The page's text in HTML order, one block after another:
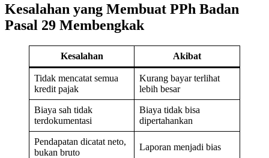
Kesalahan yang Membuat PPh Badan
Pasal 29 Membengkak
Kesalahan Akibat
Tidak mencatat semua
kredit pajak
Kurang bayar terlihat
lebih besar
Biaya sah tidak
terdokumentasi
Biaya tidak bisa
dipertahankan
Pendapatan dicatat neto,
bukan bruto
Laporan menjadi bias